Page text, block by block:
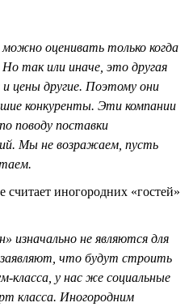
оценивать только когда
так или иначе, это другая
и цены другие. Поэтому они
конкуренты. Эти компании
поводу поставки
Мы не возражаем, пусть
иногородних «гостей»
изначально не являются для
что будут строить
класса, у нас же социальные
класса. Иногородним